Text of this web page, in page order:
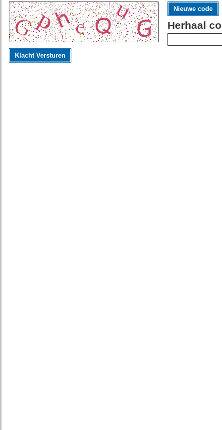
Nieuwe code
Herhaal
Klacht Versturen